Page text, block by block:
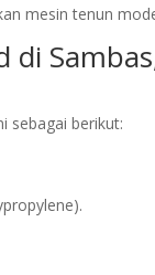
mesin tenun
di
sebagai berikut: